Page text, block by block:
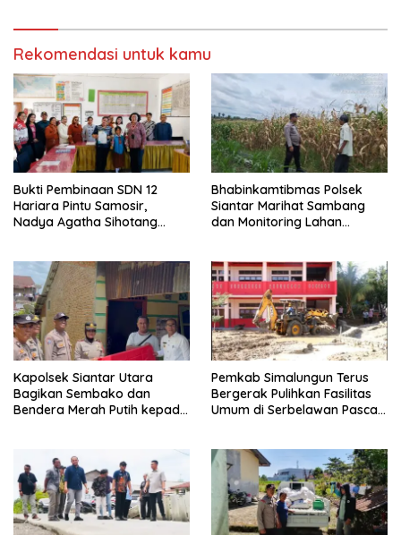
Rekomendasi untuk kamu
Bukti Pembinaan SDN 12
Hariara Pintu Samosir,
Nadya Agatha Sihotang
Bhabinkamtibmas Polsek
Siantar Marihat Sambang
dan Monitoring Lahan
Kapolsek Siantar Utara
Bagikan Sembako dan
Bendera Merah Putih kepada
Pemkab Simalungun Terus
Bergerak Pulihkan Fasilitas
Umum di Serbelawan Pasca